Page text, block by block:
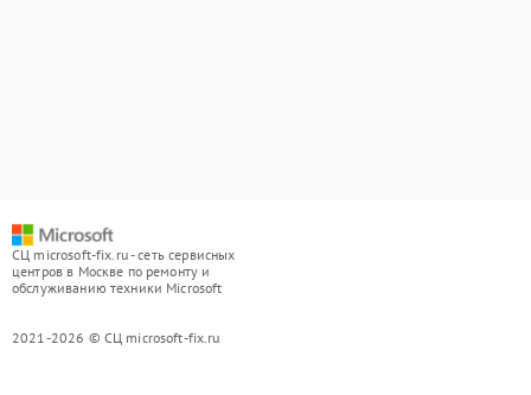
СЦ microsoft-fix.ru - сеть сервисных
центров в Москве по ремонту и
обслуживанию техники Microsoft
2021-2026 © СЦ microsoft-fix.ru